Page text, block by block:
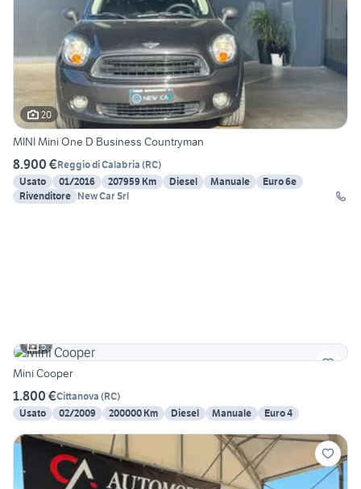
20
MINI Mini One D Business Countryman
8.900 €Reggio di Calabria (RC)
Usato
01/2016 207959 Km Diesel Manuale
Euro 6e
Rivenditore New Car Srl
5
Mini Cooper
1.800 €Cittanova (RC)
Usato
02/2009 200000 Km Diesel Manuale Euro 4